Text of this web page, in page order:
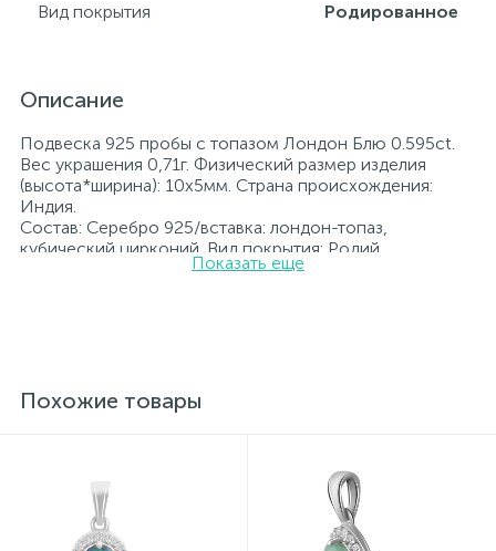
Вид покрытия
Родированное
Описание
Подвеска 925 пробы с топазом Лондон Блю 0.595ct.
Вес украшения 0,71г. Физический размер изделия
(высота*ширина): 10х5мм. Страна происхождения:
Индия.
Состав: Серебро 925/вставка: лондон-топаз,
кубический цирконий. Вид покрытия: Родий
Вставка: лондон-топаз, кубический цирконий.
Украины, на всех изделиях стоит соответствующая
проба. К каждому ювелирному украшению
незначительно отличаться от реальных из-за
особенностей цветопередачи экрана
Показать еще
Похожие товары